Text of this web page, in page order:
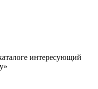
интересующий